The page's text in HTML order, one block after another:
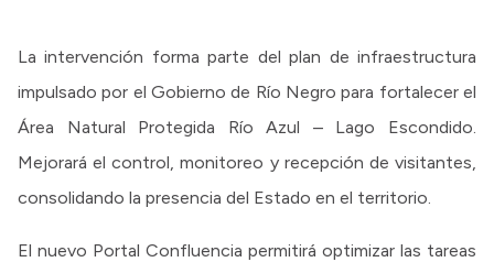
La intervención forma parte del plan de infraestructura
impulsado por el Gobierno de Río Negro para fortalecer el
Área Natural Protegida Río Azul – Lago Escondido.
Mejorará el control, monitoreo y recepción de visitantes,
consolidando la presencia del Estado en el territorio.
El nuevo Portal Confluencia permitirá optimizar las tareas